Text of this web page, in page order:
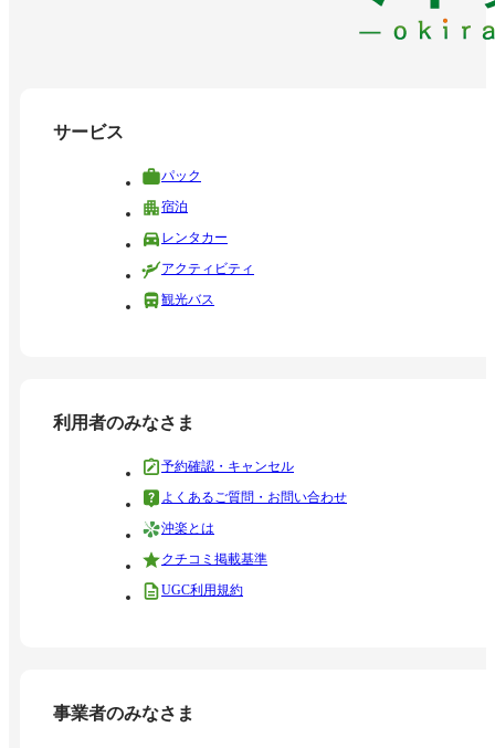
サービス
パック
宿泊
レンタカー
アクティビティ
観光バス
利用者のみなさま
予約確認・キャンセル
よくあるご質問・お問い合わせ
沖楽とは
クチコミ掲載基準
UGC利用規約
事業者のみなさま